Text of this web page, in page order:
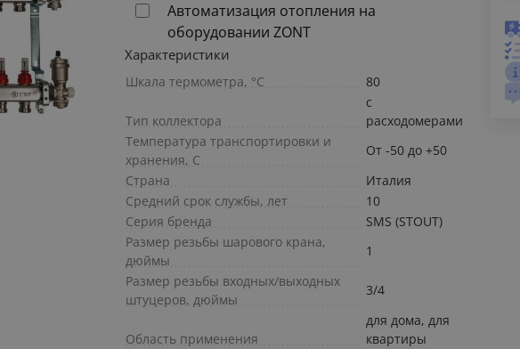
Автоматизация отопления на
оборудовании ZONT
Характеристики
Шкала термометра, °С 80
Тип коллектора
с
расходомерами
Температура транспортировки и
хранения, С
От -50 до +50
Страна
Италия
Средний срок службы, лет
10
Серия бренда
SMS (STOUT)
Размер резьбы шарового крана,
дюймы
1
Размер резьбы входных/выходных
штуцеров, дюймы
3/4
Область применения
для дома, для
квартиры